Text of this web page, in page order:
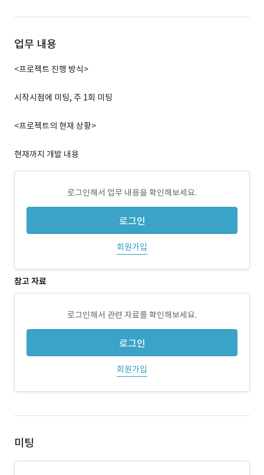
업무 내용
<프로젝트 진행 방식>
시작시점에 미팅, 주 1회 미팅
<프로젝트의 현재 상황>
현재까지 개발 내용
로그인해서 업무 내용을 확인해보세요.
로그인
회원가입
참고 자료
로그인해서 관련 자료를 확인해보세요.
로그인
회원가입
미팅